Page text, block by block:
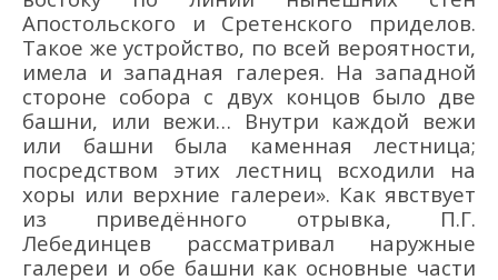
Апостольского и Сретенского приделов.
Такое же устройство, по всей вероятности,
имела и западная галерея. На западной
стороне собора с двух концов было две
башни, или вежи… Внутри каждой вежи
или башни была каменная лестница;
посредством этих лестниц всходили на
хоры или верхние галереи». Как явствует
из приведённого отрывка, П.Г.
Лебединцев рассматривал наружные
галереи и обе башни как основные части